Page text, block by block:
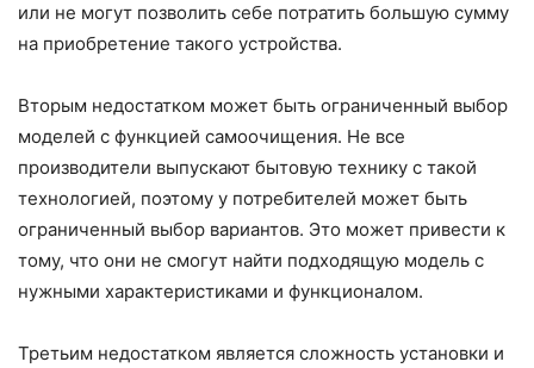
или не могут позволить себе потратить большую сумму
на приобретение такого устройства.
Вторым недостатком может быть ограниченный выбор
моделей с функцией самоочищения. Не все
производители выпускают бытовую технику с такой
технологией, поэтому у потребителей может быть
ограниченный выбор вариантов. Это может привести к
тому, что они не смогут найти подходящую модель с
нужными характеристиками и функционалом.
Третьим недостатком является сложность установки и